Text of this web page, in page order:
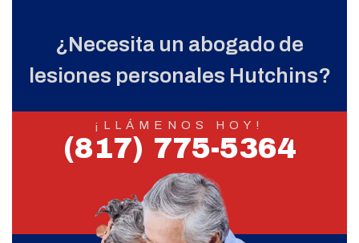
¿Necesita un abogado de
lesiones personales Hutchins?
¡LLÁMENOS HOY!
(817) 775-5364